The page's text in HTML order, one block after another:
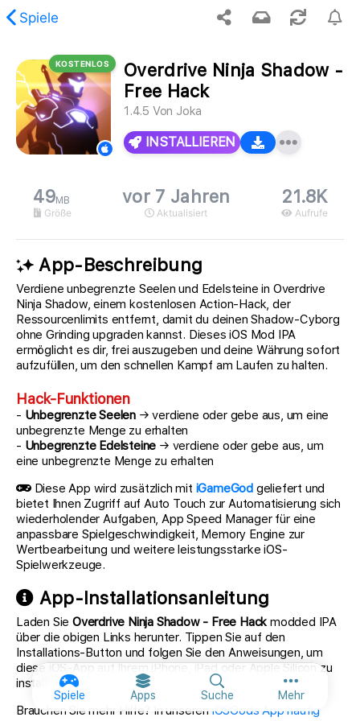
Spiele
Spiele Apps Suche Mehr
Weitere
der angeforderte Inhalt wurde nicht gefunden.
KOSTENLOS
Overdrive Ninja Shadow -
Free Hack
1.4.5 Von Joka
INSTALLIEREN
49MB
Größe
vor 7 Jahren
Aktualisiert
21.8K
Aufrufe
App-Beschreibung
Verdiene unbegrenzte Seelen und Edelsteine in Overdrive
Ninja Shadow, einem kostenlosen Action-Hack, der
Ressourcenlimits entfernt, damit du deinen Shadow-Cyborg
ohne Grinding upgraden kannst. Dieses iOS Mod IPA
ermöglicht es dir, frei auszugeben und deine Währung sofort
aufzufüllen, um den schnellen Kampf am Laufen zu halten.
Hack-Funktionen
- Unbegrenzte Seelen → verdiene oder gebe aus, um eine
unbegrenzte Menge zu erhalten
- Unbegrenzte Edelsteine → verdiene oder gebe aus, um
eine unbegrenzte Menge zu erhalten
Diese App wird zusätzlich mit iGameGod geliefert und
bietet Ihnen Zugriff auf Auto Touch zur Automatisierung sich
wiederholender Aufgaben, App Speed Manager für eine
anpassbare Spielgeschwindigkeit, Memory Engine zur
Wertbearbeitung und weitere leistungsstarke iOS-
Spielwerkzeuge.
App-Installationsanleitung
Laden Sie Overdrive Ninja Shadow - Free Hack modded IPA
über die obigen Links herunter. Tippen Sie auf den
Installations-Button und folgen Sie den Anweisungen, um
diese iOS-App auf Ihrem iPhone, iPad oder Apple Silicon zu
installieren.
Brauchen Sie mehr Hilfe? In unseren iOSGods App häufig